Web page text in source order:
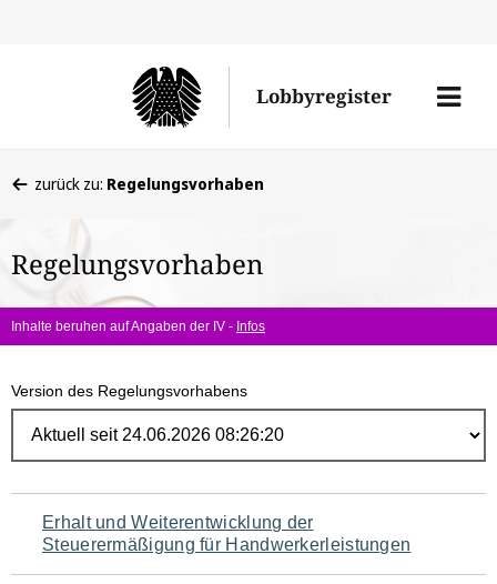
Lobbyregister
Menü
befinden
hier:
zurück zu: Regelungsvorhaben
Regelungsvorhaben
Inhalte beruhen auf Angaben der IV - Infos
Version des Regelungsvorhabens
Navigation
für
Erhalt und Weiterentwicklung der
Steuerermäßigung für Handwerkerleistungen